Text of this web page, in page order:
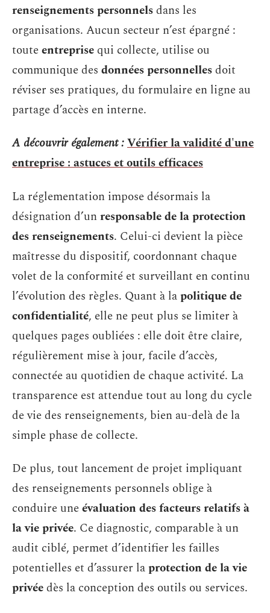
renseignements personnelsdans les
organisations. Aucun secteur n’est épargné :
touteentreprise qui collecte, utilise ou
communique des données personnellesdoit
réviser ses pratiques, du formulaire en ligne au
partage d’accès en interne.
A découvrir également :Vérifier la validité d'une
entreprise : astuces et outils efficaces
La réglementation impose désormais la
désignation d’unresponsable de la protection
des renseignements. Celui-ci devient la pièce
maîtresse du dispositif, coordonnant chaque
volet de la conformité et surveillant en continu
l’évolution des règles. Quant à lapolitique de
confidentialité, elle ne peut plus se limiter à
quelques pages oubliées : elle doit être claire,
régulièrement mise à jour, facile d’accès,
connectée au quotidien de chaque activité. La
transparence est attendue tout au long du cycle
de vie des renseignements, bien au-delà de la
simple phase de collecte.
De plus, tout lancement de projet impliquant
des renseignements personnels oblige à
conduire uneévaluation des facteurs relatifs à
la vie privée. Ce diagnostic, comparable à un
audit ciblé, permet d’identifier les failles
potentielles et d’assurer laprotection de la vie
privéedès la conception des outils ou services.